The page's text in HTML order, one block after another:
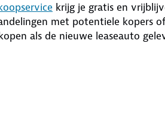
krijg je gratis en
met potentiele kopers
als de nieuwe leaseauto